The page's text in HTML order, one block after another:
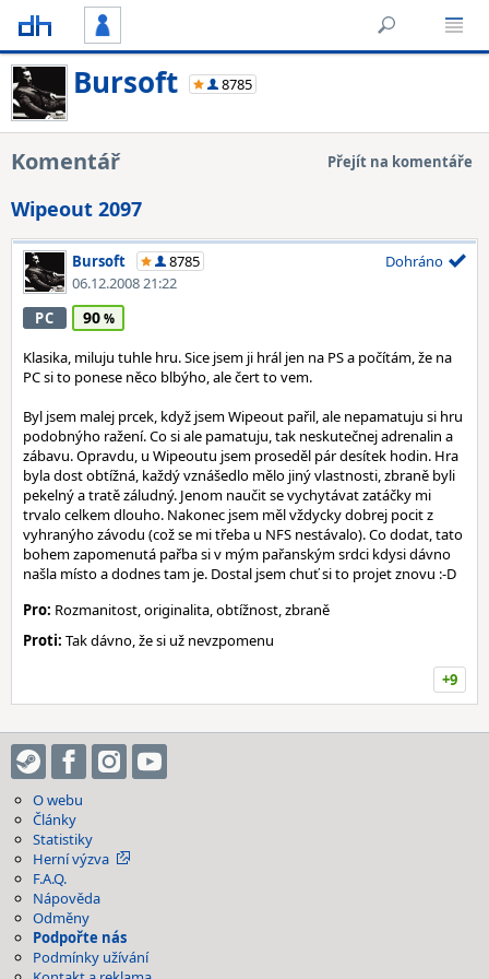
Bursoft 8785
Komentář Přejít na komentáře
Wipeout 2097
Bursoft
8785
06.12.2008 21:22
Dohráno
PC 90
Klasika, miluju tuhle hru. Sice jsem ji hrál jen na PS a počítám, že na
PC si to ponese něco blbýho, ale čert to vem.
Byl jsem malej prcek, když jsem Wipeout pařil, ale nepamatuju si hru
podobnýho ražení. Co si ale pamatuju, tak neskutečnej adrenalin a
zábavu. Opravdu, u Wipeoutu jsem proseděl pár desítek hodin. Hra
byla dost obtížná, každý vznášedlo mělo jiný vlastnosti, zbraně byli
pekelný a tratě záludný. Jenom naučit se vychytávat zatáčky mi
trvalo celkem dlouho. Nakonec jsem měl vždycky dobrej pocit z
vyhranýho závodu (což se mi třeba u NFS nestávalo). Co dodat, tato
bohem zapomenutá pařba si v mým pařanským srdci kdysi dávno
našla místo a dodnes tam je. Dostal jsem chuť si to projet znovu :-D
Pro: Rozmanitost, originalita, obtížnost, zbraně
Proti: Tak dávno, že si už nevzpomenu
+9
O webu
Články
Statistiky
Herní výzva
F.A.Q.
Nápověda
Odměny
Podpořte nás
Podmínky užívání